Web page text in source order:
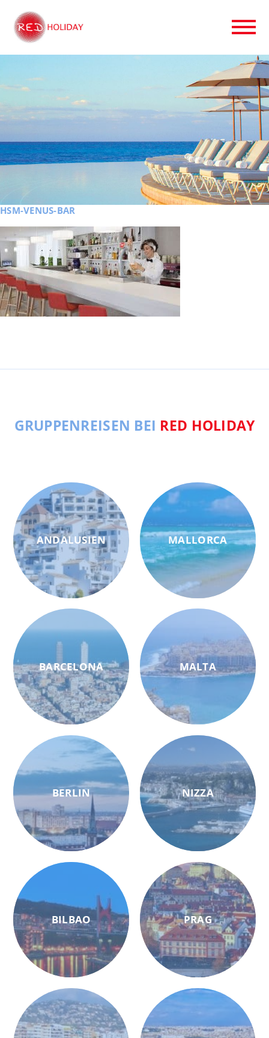
HSM-VENUS-BAR
GRUPPENREISEN BEI RED HOLIDAY
ANDALUSIEN
BARCELONA
BERLIN
BILBAO
MALLORCA
MALTA
NIZZA
PRAG